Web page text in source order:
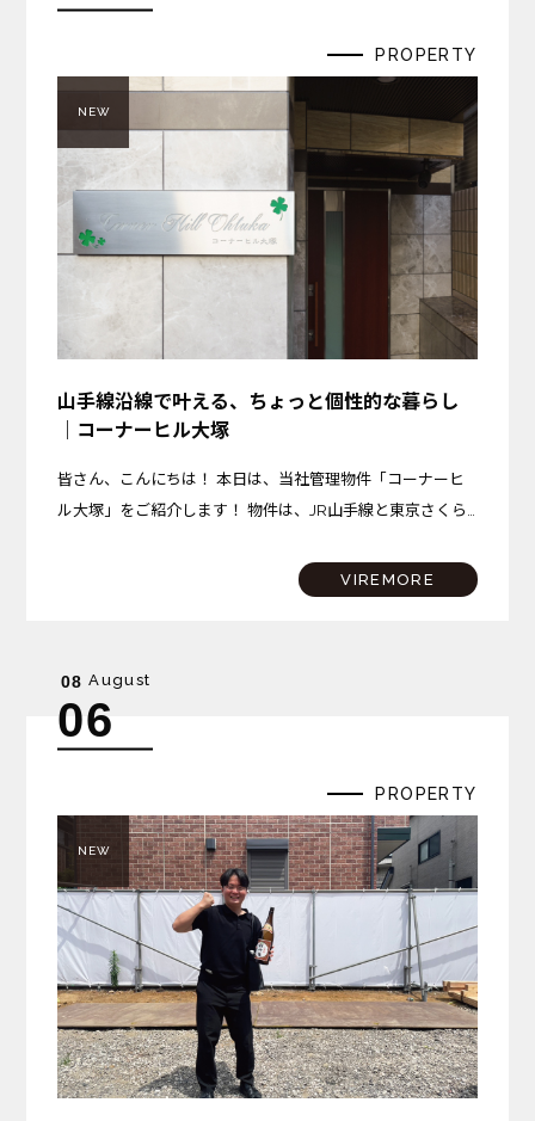
PROPERTY
NEW
山手線沿線で叶える、ちょっと個性的な暮らし
｜コーナーヒル大塚
皆さん、こんにちは！ 本日は、当社管理物件「コーナーヒ
ル大塚」をご紹介します！ 物件は、JR山手線と東京さくら
位置しています。 大塚駅には商業施設「アトレヴィ大塚」
VIREMORE
08 August
06
PROPERTY
NEW